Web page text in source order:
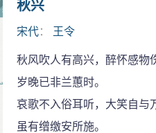
秋兴
宋代： 王令
秋风吹人有高兴，醉怀感物
岁晚已非兰蕙时。
哀歌不入俗耳听，大笑自与
虽有缯缴安所施。